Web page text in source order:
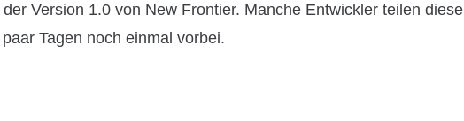
Version 1.0 von New Frontier. Manche Entwickler teilen diese
Tagen noch einmal vorbei.